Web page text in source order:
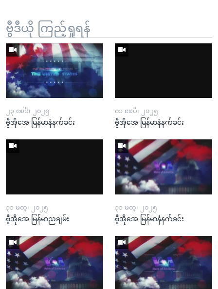
ဗွီဒီယို ကြည့်ရှုရန်
၂၃ ဧၿပီ၊ ၂၀၂၅
ဗွီအိုအေ မြန်မာနံနက်ခင်း
၀၁ ဧၿပီ၊ ၂၀၂၅
ဗွီအိုအေ မြန်မာနံနက်ခင်း
၃၁ မတ္၊ ၂၀၂၅
ဗွီအိုအေ မြန်မာညချမ်း
၃၁ မတ္၊ ၂၀၂၅
ဗွီအိုအေ မြန်မာနံနက်ခင်း